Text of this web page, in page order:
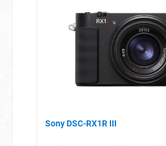
Sony DSC-RX1R III